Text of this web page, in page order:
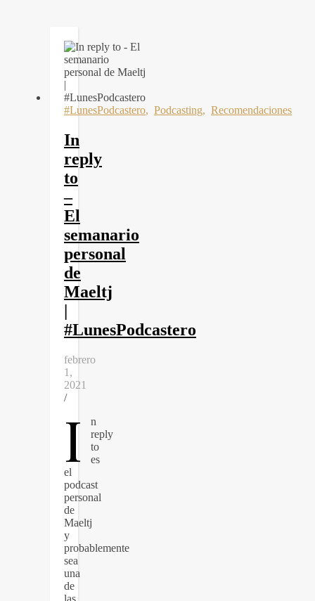
#LunesPodcastero, Podcasting, Recomendaciones
In
reply
to
–
El
semanario
personal
de
Maeltj
|
#LunesPodcastero
febrero
1,
2021
/
I
n
reply
to
es
el
podcast
personal
de
Maeltj
y
probablemente
sea
una
de
las